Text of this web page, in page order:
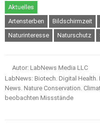
Aktuelles
Artensterben
Bildschirmzeit
Naturinteresse
Naturschutz
Autor: LabNews Media LLC
LabNews: Biotech. Digital Health.
News. Nature Conservation.
beobachten Missstände